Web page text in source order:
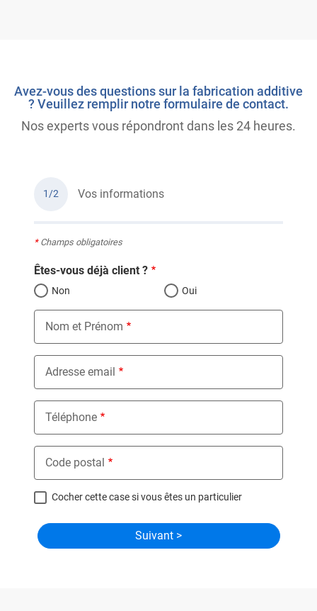
Avez-vous des questions sur la fabrication additive
? Veuillez remplir notre formulaire de contact.
Nos experts vous répondront dans les 24 heures.
1/2 Vos informations
*Champs obligatoires
Êtes-vous déjà client ?
Non Oui
Nom et Prénom
Adresse email
Téléphone
Code postal
Cocher cette case si vous êtes un particulier